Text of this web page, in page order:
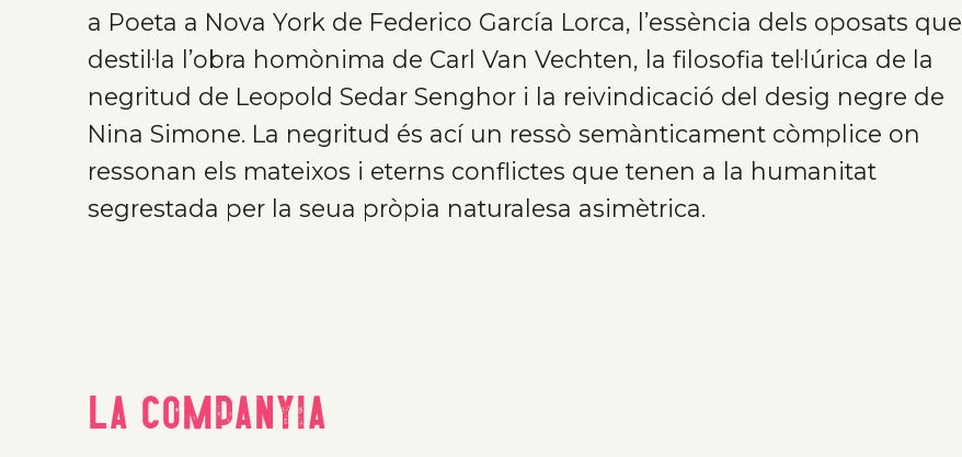
a Poeta a Nova York de Federico García Lorca, l’essència dels oposats que
destil·la l’obra homònima de Carl Van Vechten, la filosofia tel·lúrica de la
negritud de Leopold Sedar Senghor i la reivindicació del desig negre de
Nina Simone. La negritud és ací un ressò semànticament còmplice on
ressonan els mateixos i eterns conflictes que tenen a la humanitat
segrestada per la seua pròpia naturalesa asimètrica.
La companyia